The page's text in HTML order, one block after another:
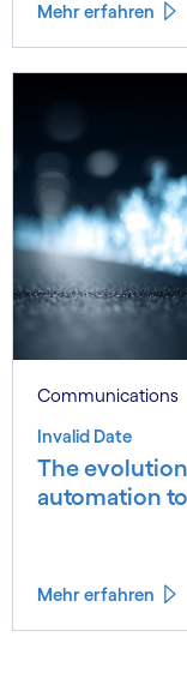
Mehr erfahren
Communications
Invalid Date
The
automation
Mehr erfahren